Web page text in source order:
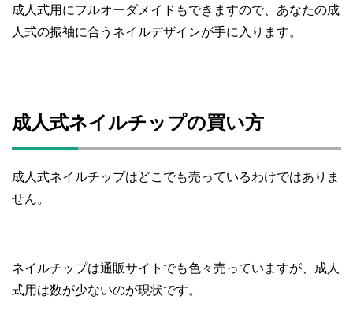
成人式用にフルオーダメイドもできますので、あなたの成
人式の振袖に合うネイルデザインが手に入ります。
成人式ネイルチップの買い方
成人式ネイルチップはどこでも売っているわけではありま
せん。
ネイルチップは通販サイトでも色々売っていますが、成人
式用は数が少ないのが現状です。